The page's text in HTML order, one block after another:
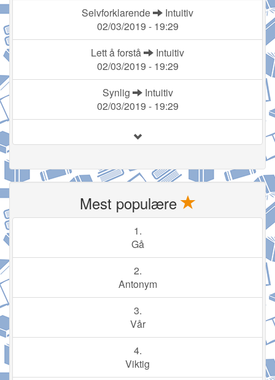
Selvforklarende
Intuitiv
02/03/2019 - 19:29
Lett å forstå
Intuitiv
02/03/2019 - 19:29
Synlig
Intuitiv
02/03/2019 - 19:29
Mest populære
1.
Gå
2.
Antonym
3.
Vår
4.
Viktig